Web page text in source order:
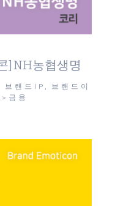
] NH농협생명
랜드IP, 브랜드이
금융